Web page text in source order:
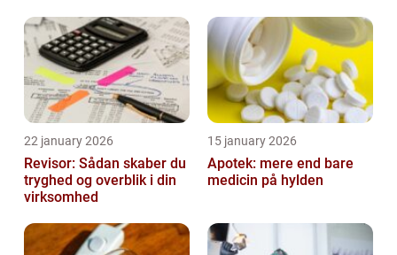
22 january 2026
Revisor: Sådan skaber du
tryghed og overblik i din
virksomhed
15 january 2026
Apotek: mere end bare
medicin på hylden